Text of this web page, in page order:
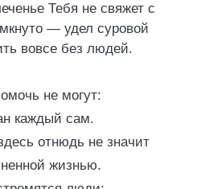
Тебя не свяжет с
— удел суровой
вовсе без людей.
не могут:
каждый сам.
отнюдь не значит
жизнью.